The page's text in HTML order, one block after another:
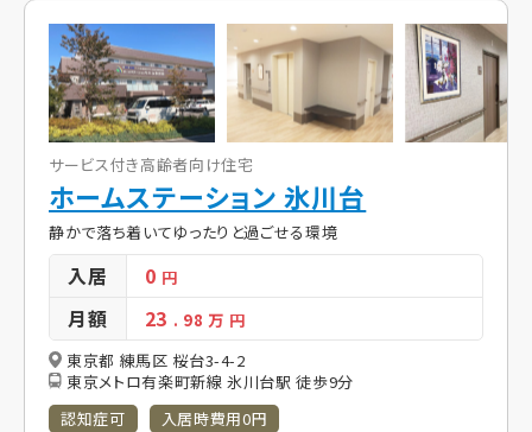
サービス付き高齢者向け住宅
ホームステーション 氷川台
静かで落ち着いてゆったりと過ごせる環境
入居 0 円
月額 23 . 98万 円
東京都 練馬区 桜台3-4-2
東京メトロ有楽町新線 氷川台駅 徒歩9分
認知症可
入居時費用0円